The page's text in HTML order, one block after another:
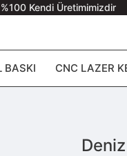
Kendi Üretimimizdir
BASKI CNC LAZER